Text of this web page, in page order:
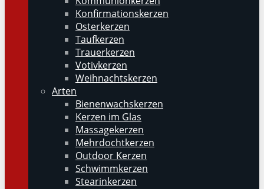
Konfirmationskerzen
Osterkerzen
Taufkerzen
Trauerkerzen
Votivkerzen
Weihnachtskerzen
Arten
Bienenwachskerzen
Kerzen im Glas
Massagekerzen
Mehrdochtkerzen
Outdoor Kerzen
Schwimmkerzen
Stearinkerzen